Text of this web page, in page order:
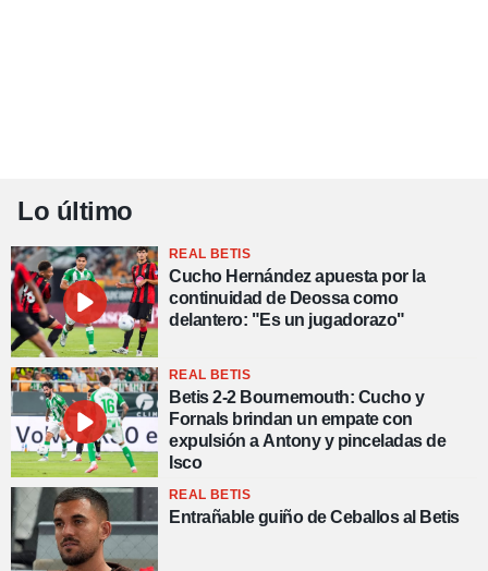
Lo último
REAL BETIS
Cucho Hernández apuesta por la
continuidad de Deossa como
delantero: "Es un jugadorazo"
REAL BETIS
Betis 2-2 Bournemouth: Cucho y
Fornals brindan un empate con
expulsión a Antony y pinceladas de
Isco
REAL BETIS
Entrañable guiño de Ceballos al Betis